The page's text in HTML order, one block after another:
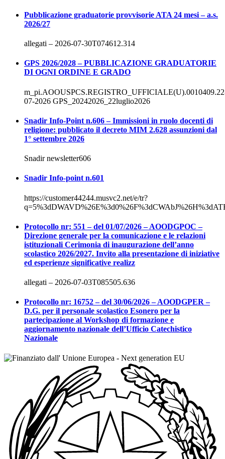
Pubblicazione graduatorie provvisorie ATA 24 mesi – a.s.
2026/27
allegati – 2026-07-30T074612.314
GPS 2026/2028 – PUBBLICAZIONE GRADUATORIE
DI OGNI ORDINE E GRADO
07-2026 GPS_20242026_22luglio2026
Snadir Info-Point n.606 – Immissioni in ruolo docenti di
religione: pubblicato il decreto MIM 2.628 assunzioni dal
1° settembre 2026
Snadir newsletter606
Snadir Info-point n.601
https://customer44244.musvc2.net/e/tr?
Protocollo nr: 551 – del 01/07/2026 – AOODGPOC –
Direzione generale per la comunicazione e le relazioni
istituzionali Cerimonia di inaugurazione dell’anno
scolastico 2026/2027. Invito alla presentazione di iniziative
ed esperienze significative realizz
allegati – 2026-07-03T085505.636
Protocollo nr: 16752 – del 30/06/2026 – AOODGPER –
D.G. per il personale scolastico Esonero per la
partecipazione al Workshop di formazione e
aggiornamento nazionale dell’Ufficio Catechistico
Nazionale